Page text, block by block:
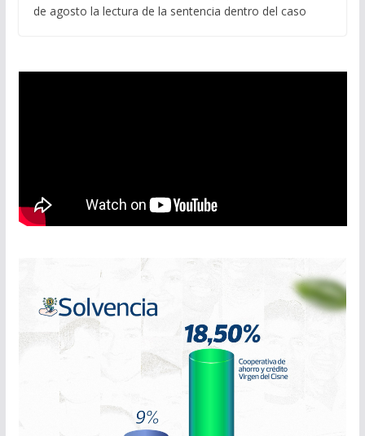
de agosto la lectura de la sentencia dentro del caso